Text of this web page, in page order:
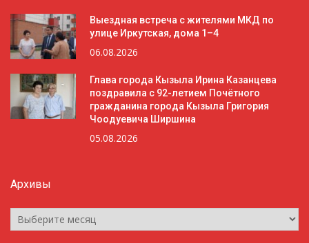
Выездная встреча с жителями МКД по
улице Иркутская, дома 1–4
06.08.2026
Глава города Кызыла Ирина Казанцева
поздравила с 92-летием Почётного
гражданина города Кызыла Григория
Чоодуевича Ширшина
05.08.2026
Архивы
Архивы